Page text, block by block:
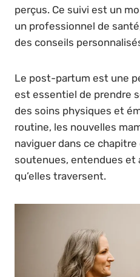
perçus. Ce suivi est un
un professionnel de
des conseils
Le post-partum est une
est essentiel de prendre
des soins physiques et
routine, les nouvelles
naviguer dans ce
soutenues, entendues et
qu’elles traversent.